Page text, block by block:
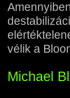
vélik a
Michael